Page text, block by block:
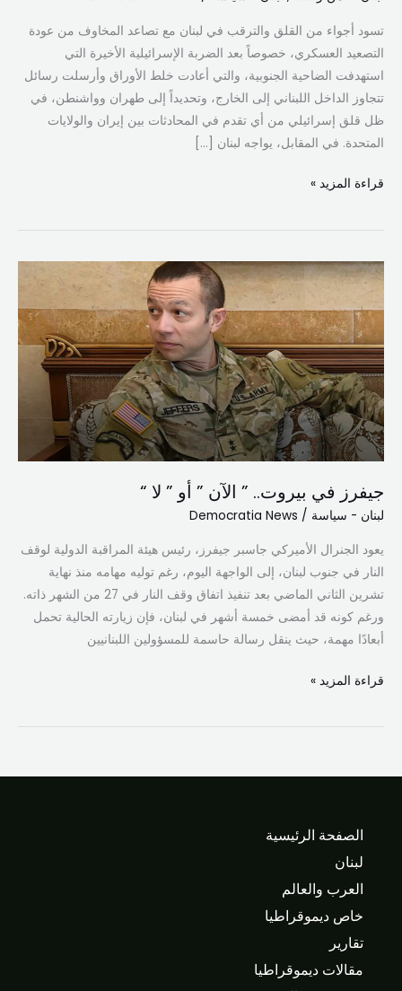
تسود أجواء من القلق والترقب في لبنان مع تصاعد المخاوف من عودة
التصعيد العسكري، خصوصاً بعد الضربة الإسرائيلية الأخيرة التي
استهدفت الضاحية الجنوبية، والتي أعادت خلط الأوراق وأرسلت رسائل
تتجاوز الداخل اللبناني إلى الخارج، وتحديداً إلى طهران وواشنطن، في
ظل قلق إسرائيلي من أي تقدم في المحادثات بين إيران والولايات
المتحدة. في المقابل، يواجه لبنان […]
قراءة المزيد »
جيفرز في بيروت.. ” الآن ” أو ” لا “
لبنان - سياسة /
Democratia News
يعود الجنرال الأميركي جاسبر جيفرز، رئيس هيئة المراقبة الدولية لوقف
النار في جنوب لبنان، إلى الواجهة اليوم، رغم توليه مهامه منذ نهاية
تشرين الثاني الماضي بعد تنفيذ اتفاق وقف النار في 27 من الشهر ذاته.
ورغم كونه قد أمضى خمسة أشهر في لبنان، فإن زيارته الحالية تحمل
أبعادًا مهمة، حيث ينقل رسالة حاسمة للمسؤولين اللبنانيين
جيفرز
في
بيروت..
”
الآن
”
أو
”
لا
قراءة المزيد »
الصفحة الرئيسية
لبنان
العرب والعالم
خاص ديموقراطيا
تقارير
مقالات ديموقراطيا